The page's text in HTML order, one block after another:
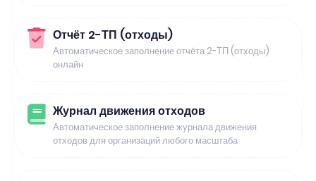
Отчёт 2-ТП (отходы)
Автоматическое заполнение отчёта 2-ТП (отходы)
онлайн
Журнал движения отходов
Автоматическое заполнение журнала движения
отходов для организаций любого масштаба